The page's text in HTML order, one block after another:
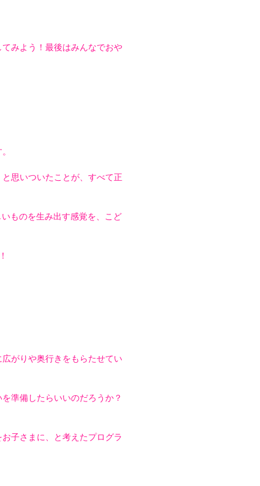
みよう！最後はみんなでおや
思いついたことが、すべて正
ものを生み出す感覚を、こど
がりや奥行きをもらたせてい
準備したらいいのだろうか？
子さまに、と考えたプログラ